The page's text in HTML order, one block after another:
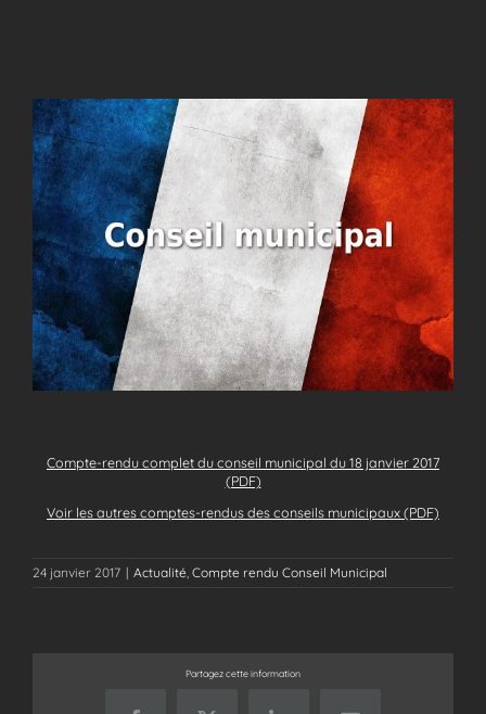
Compte-rendu complet du conseil municipal du 18 janvier 2017
(PDF)
Voir les autres comptes-rendus des conseils municipaux (PDF)
24 janvier 2017 | Actualité Compte rendu Conseil Municipal
Partagez cette information